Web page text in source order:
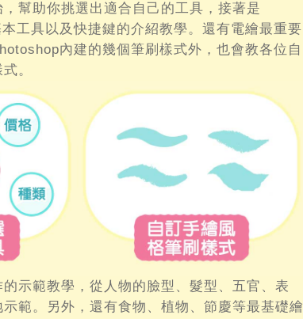
幫助你挑選出適合自己的工具，接著是
工具以及快捷鍵的介紹教學。還有電繪最重要
內建的幾個筆刷樣式外，也會教各位自
。
示範教學，從人物的臉型、髮型、五官、表
範。另外，還有食物、植物、節慶等最基礎繪